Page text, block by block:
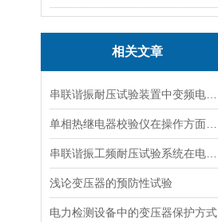
相关文章
浅论变压器的预防性试验
电力检测设备中的变压器保护方式